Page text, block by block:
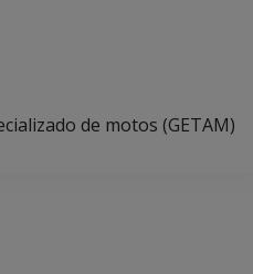
de motos (GETAM)